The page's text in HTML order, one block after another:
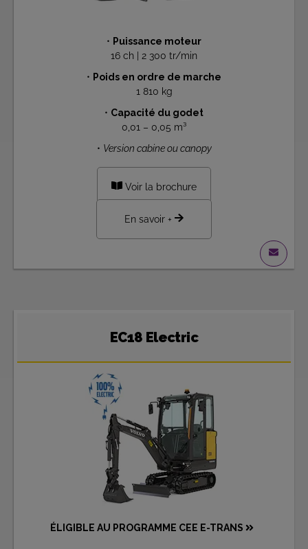
• Puissance moteur
16 ch | 2 300 tr/min
• Poids en ordre de marche
1 810 kg
• Capacité du godet
0,01 – 0,05 m³
• Version cabine ou canopy
Voir la brochure
En savoir +
EC18 Electric
ÉLIGIBLE AU PROGRAMME CEE E-TRANS